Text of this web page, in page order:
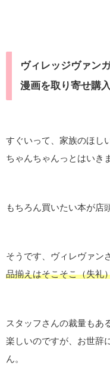
ヴィレッジヴァン
漫画を取り寄せ購
すぐいって、家族のほし
ちゃんちゃんっとはいき
もちろん買いたい本が店
そうです、ヴィレヴァン
品揃えはそこそこ（失礼
スタッフさんの裁量もあ
楽しいのですが、お世辞
ん。